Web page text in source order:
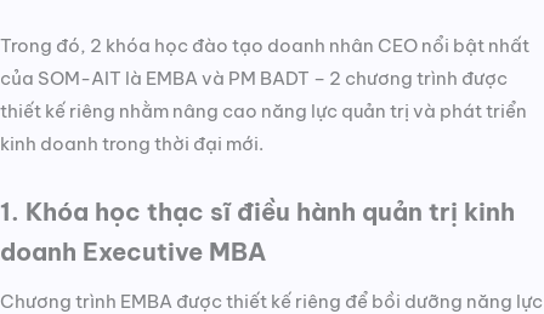
Trong đó, 2 khóa học đào tạo doanh nhân CEO nổi bật nhất
của SOM-AIT là EMBA và PM BADT – 2 chương trình được
thiết kế riêng nhằm nâng cao năng lực quản trị và phát triển
kinh doanh trong thời đại mới.
1. Khóa học thạc sĩ điều hành quản trị kinh
doanh Executive MBA
Chương trình EMBA được thiết kế riêng để bồi dưỡng năng lực